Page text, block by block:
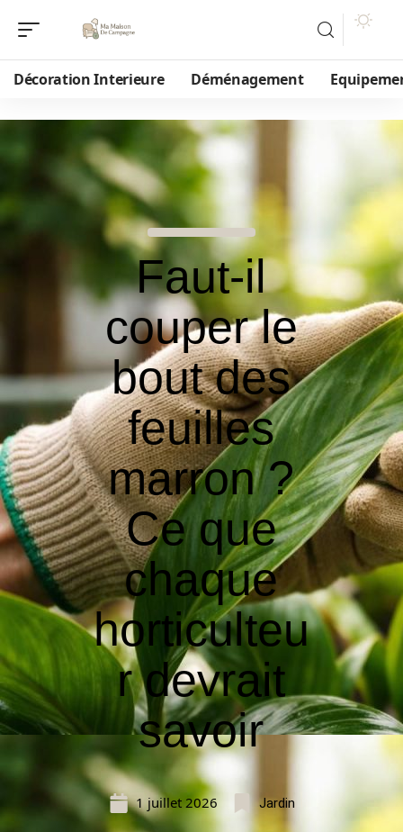
Décoration Interieure Déménagement
Faut-il
couper le
bout des
feuilles
marron ?
Ce que
chaque
horticulteu
r devrait
savoir
1 juillet 2026 Jardin